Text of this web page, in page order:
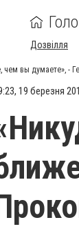
Дозвілля
вы думаете», -
19 березня